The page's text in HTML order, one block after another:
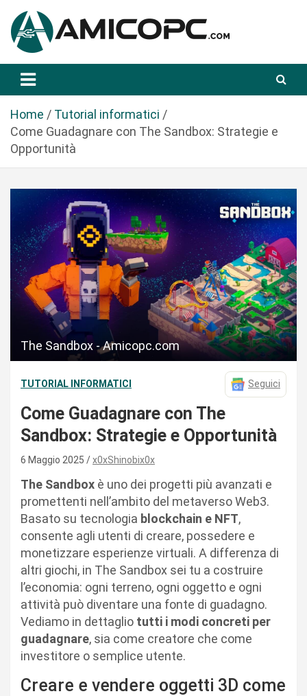
a
Amicopc.com
Home
Tutorial informatici
Come Guadagnare con The Sandbox: Strategie e
Opportunità
The Sandbox - Amicopc.com
TUTORIAL INFORMATICI Seguici
Come Guadagnare con The
Sandbox: Strategie e Opportunità
6 Maggio 2025 x0xShinobix0x
The Sandbox è uno dei progetti più avanzati e
promettenti nell’ambito del metaverso Web3.
Basato su tecnologia blockchain e NFT,
consente agli utenti di creare, possedere e
monetizzare esperienze virtuali. A differenza di
altri giochi, in The Sandbox sei tu a costruire
l’economia: ogni terreno, ogni oggetto e ogni
attività può diventare una fonte di guadagno.
Vediamo in dettaglio tutti i modi concreti per
guadagnare, sia come creatore che come
investitore o semplice utente.
Creare e vendere oggetti 3D come